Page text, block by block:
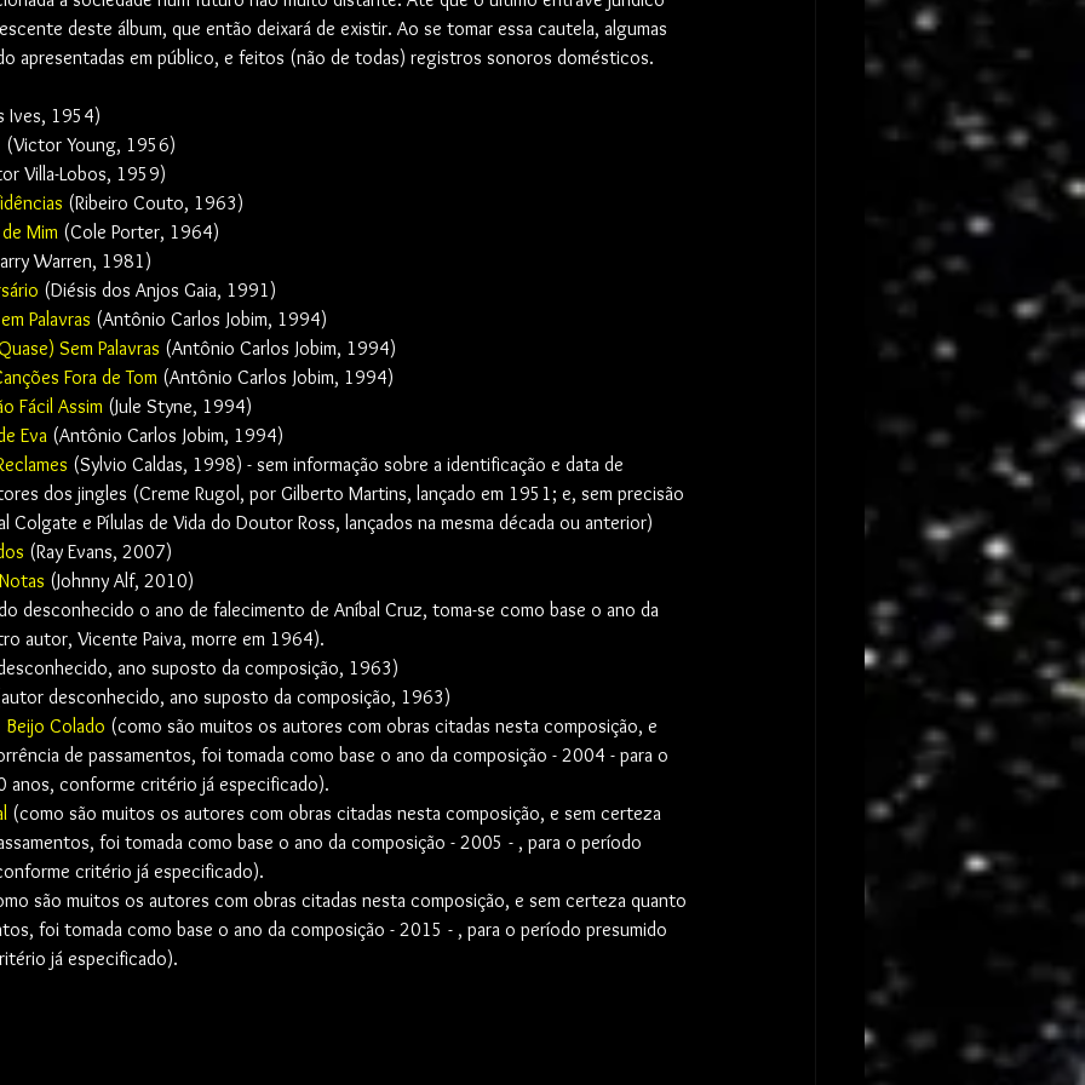
deste álbum, que então deixará de existir. Ao se tomar essa cautela, algumas
apresentadas em público, e feitos (não de todas) registros sonoros domésticos.
Ives, 1954)
(Victor Young, 1956)
Villa-Lobos, 1959)
(Ribeiro Couto, 1963)
Mim (Cole Porter, 1964)
Warren, 1981)
(Diésis dos Anjos Gaia, 1991)
Palavras (Antônio Carlos Jobim, 1994)
Sem Palavras (Antônio Carlos Jobim, 1994)
Fora de Tom (Antônio Carlos Jobim, 1994)
Fácil Assim (Jule Styne, 1994)
Eva (Antônio Carlos Jobim, 1994)
(Sylvio Caldas, 1998) - sem informação sobre a identificação e data de
dos jingles (Creme Rugol, por Gilberto Martins, lançado em 1951; e, sem precisão
Colgate e Pílulas de Vida do Doutor Ross, lançados na mesma década ou anterior)
(Ray Evans, 2007)
(Johnny Alf, 2010)
desconhecido o ano de falecimento de Aníbal Cruz, toma-se como base o ano da
autor, Vicente Paiva, morre em 1964).
ano suposto da composição, 1963)
desconhecido, ano suposto da composição, 1963)
Beijo Colado (como são muitos os autores com obras citadas nesta composição, e
de passamentos, foi tomada como base o ano da composição - 2004 - para o
anos, conforme critério já especificado).
(como são muitos os autores com obras citadas nesta composição, e sem certeza
foi tomada como base o ano da composição - 2005 - , para o período
critério já especificado).
são muitos os autores com obras citadas nesta composição, e sem certeza quanto
foi tomada como base o ano da composição - 2015 - , para o período presumido
já especificado).